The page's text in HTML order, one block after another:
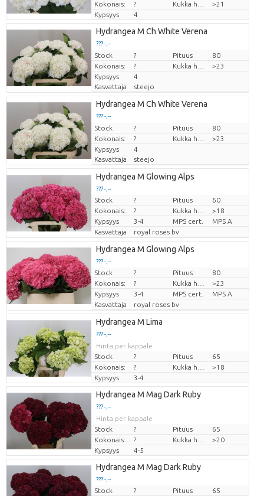
Kokonais:
?
>21
Kypsyys
4
Hydrangea M Ch White Verena
??? -,--
Hinta per kappale
Stock ? Pituus
80
Kokonais:
?
>23
Kypsyys
4
Kasvattaja
steejo
Hydrangea M Ch White Verena
??? -,--
Hinta per kappale
Stock ? Pituus
80
Kokonais:
?
>23
Kypsyys
4
Kasvattaja
steejo
Hydrangea M Glowing Alps
??? -,--
Hinta per kappale
Stock ? Pituus
60
Kokonais:
?
>18
Kypsyys
3-4 MPS cert.
MPS A
Kasvattaja
royal roses bv
Hydrangea M Glowing Alps
??? -,--
Hinta per kappale
Stock ? Pituus
80
Kokonais:
?
>23
Kypsyys
3-4 MPS cert.
MPS A
Kasvattaja
royal roses bv
Hydrangea M Lima
??? -,--
Hinta per kappale
Stock
? Pituus
65
Kokonais:
?
>18
Kypsyys
3-4
Hydrangea M Mag Dark Ruby
??? -,--
Hinta per kappale
Stock
? Pituus
65
Kokonais:
?
>20
Kypsyys
4-5
Hydrangea M Mag Dark Ruby
??? -,--
Hinta per kappale
Stock ? Pituus
65